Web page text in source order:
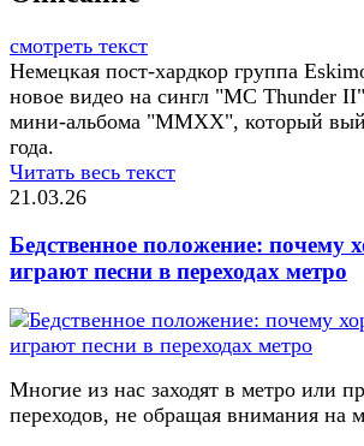
смотреть текст
Немецкая пост-хардкор группа
новое видео на сингл "MC Thunder
мини-альбома "MMXX", который
года.
Читать весь текст
21.03.26
Бедственное положение:
играют песни в переходах метро
Многие из нас заходят в метро или
переходов, не обращая внимания на